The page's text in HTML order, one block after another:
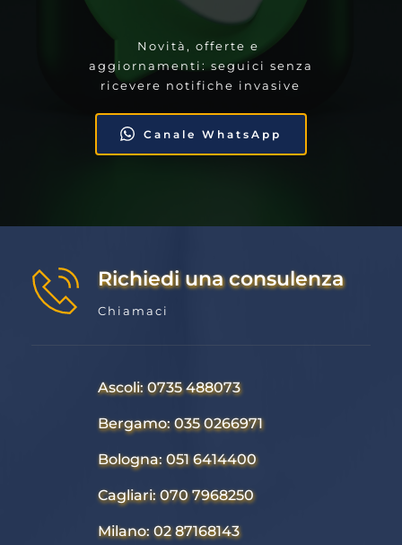
Novità, offerte e
aggiornamenti: seguici senza
ricevere notifiche invasive
Canale WhatsApp
Richiedi una consulenza
Chiamaci
Ascoli: 0735 488073
Bergamo: 035 0266971
Bologna: 051 6414400
Cagliari: 070 7968250
Milano: 02 87168143